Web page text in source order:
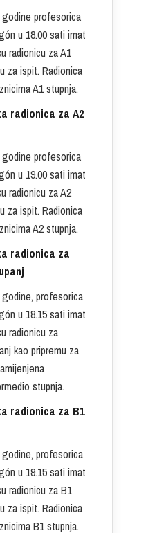
godine profesorica
u 18.00 sati imat
radionicu za A1
za ispit. Radionica
A1 stupnja.
radionica za A2
godine profesorica
u 19.00 sati imat
radionicu za A2
za ispit. Radionica
A2 stupnja.
radionica za
godine, profesorica
u 18.15 sati imat
radionicu za
kao pripremu za
stupnja.
radionica za B1
godine, profesorica
u 19.15 sati imat
radionicu za B1
za ispit. Radionica
B1 stupnja.